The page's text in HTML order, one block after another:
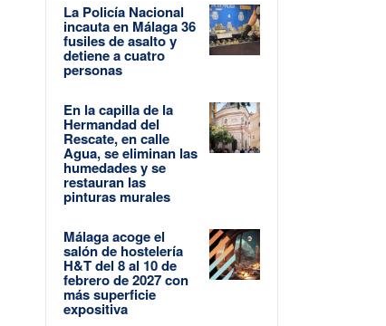
La Policía Nacional
incauta en Málaga 36
fusiles de asalto y
detiene a cuatro
personas
En la capilla de la
Hermandad del
Rescate, en calle
Agua, se eliminan las
humedades y se
restauran las
pinturas murales
Málaga acoge el
salón de hostelería
H&T del 8 al 10 de
febrero de 2027 con
más superficie
expositiva